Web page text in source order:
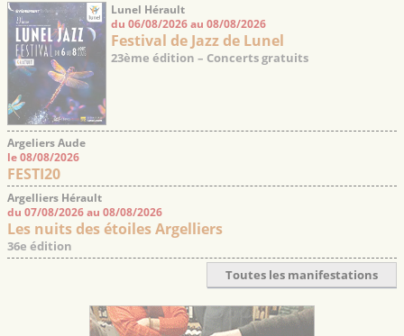
Lunel Hérault
du 06/08/2026 au 08/08/2026
Festival de Jazz de Lunel
23ème édition – Concerts gratuits
Argeliers Aude
le 08/08/2026
FESTI20
Argelliers Hérault
du 07/08/2026 au 08/08/2026
Les nuits des étoiles Argelliers
36e édition
Toutes les manifestations